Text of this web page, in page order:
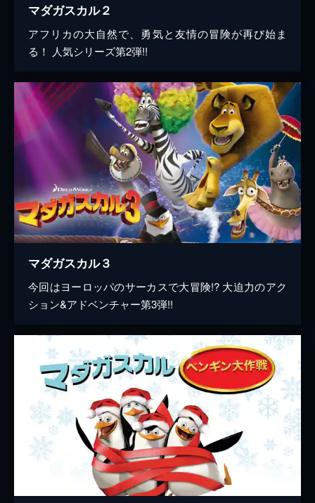
マダガスカル２
アフリカの大自然で、勇気と友情の冒険が再び始ま
る！ 人気シリーズ第2弾!!
マダガスカル３
今回はヨーロッパのサーカスで大冒険!? 大迫力のアク
ション&アドベンチャー第3弾!!